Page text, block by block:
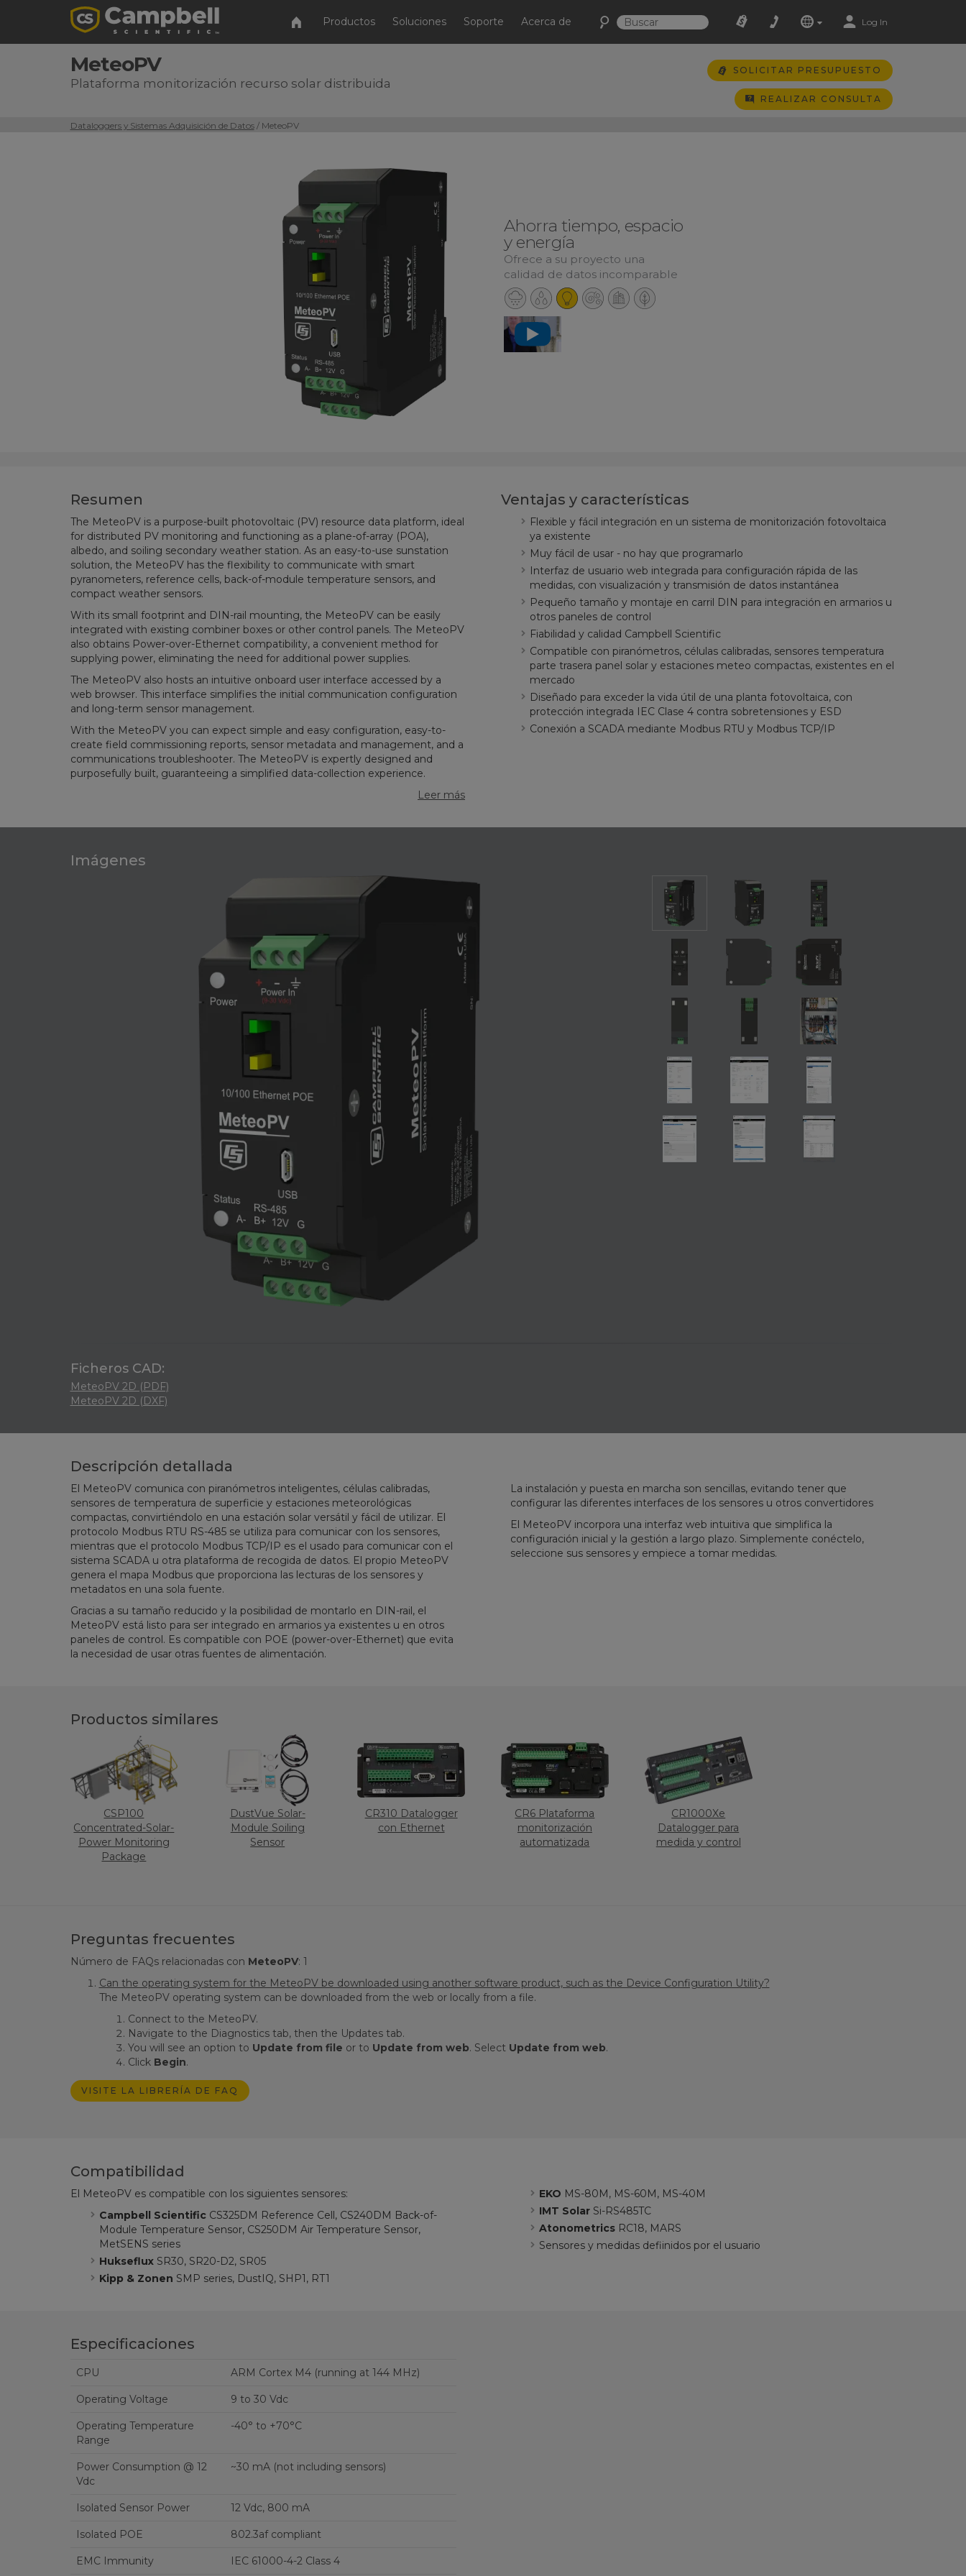
Productos Soluciones Soporte Acerca de Log In
MeteoPV
Plataforma monitorización recurso solar distribuida
SOLICITAR PRESUPUESTO
REALIZAR CONSULTA
Dataloggers y Sistemas Adquisición de Datos/ MeteoPV
Ahorra tiempo, espacio
y energía
Ofrece a su proyecto una
calidad de datos incomparable
Resumen
The MeteoPV is a purpose-built photovoltaic (PV) resource data platform, ideal
for distributed PV monitoring and functioning as a plane-of-array (POA),
albedo, and soiling secondary weather station. As an easy-to-use sunstation
solution, the MeteoPV has the flexibility to communicate with smart
pyranometers, reference cells, back-of-module temperature sensors, and
compact weather sensors.
With its small footprint and DIN-rail mounting, the MeteoPV can be easily
integrated with existing combiner boxes or other control panels. The MeteoPV
also obtains Power-over-Ethernet compatibility, a convenient method for
supplying power, eliminating the need for additional power supplies.
The MeteoPV also hosts an intuitive onboard user interface accessed by a
web browser. This interface simplifies the initial communication configuration
and long-term sensor management.
With the MeteoPV you can expect simple and easy configuration, easy-to-
create field commissioning reports, sensor metadata and management, and a
communications troubleshooter. The MeteoPV is expertly designed and
purposefully built, guaranteeing a simplified data-collection experience.
Leer más
Ventajas y características
Flexible y fácil integración en un sistema de monitorización fotovoltaica
ya existente
Muy fácil de usar - no hay que programarlo
Interfaz de usuario web integrada para configuración rápida de las
medidas, con visualización y transmisión de datos instantánea
Pequeño tamaño y montaje en carril DIN para integración en armarios u
otros paneles de control
Fiabilidad y calidad Campbell Scientific
Compatible con piranómetros, células calibradas, sensores temperatura
parte trasera panel solar y estaciones meteo compactas, existentes en el
mercado
Diseñado para exceder la vida útil de una planta fotovoltaica, con
protección integrada IEC Clase 4 contra sobretensiones y ESD
Conexión a SCADA mediante Modbus RTU y Modbus TCP/IP
Imágenes
Ficheros CAD:
MeteoPV 2D (PDF)
MeteoPV 2D (DXF)
Descripción detallada
El MeteoPV comunica con piranómetros inteligentes, células calibradas,
sensores de temperatura de superficie y estaciones meteorológicas
compactas, convirtiéndolo en una estación solar versátil y fácil de utilizar. El
protocolo Modbus RTU RS-485 se utiliza para comunicar con los sensores,
mientras que el protocolo Modbus TCP/IP es el usado para comunicar con el
sistema SCADA u otra plataforma de recogida de datos. El propio MeteoPV
genera el mapa Modbus que proporciona las lecturas de los sensores y
metadatos en una sola fuente.
Gracias a su tamaño reducido y la posibilidad de montarlo en DIN-rail, el
MeteoPV está listo para ser integrado en armarios ya existentes u en otros
paneles de control. Es compatible con POE (power-over-Ethernet) que evita
la necesidad de usar otras fuentes de alimentación.
La instalación y puesta en marcha son sencillas, evitando tener que
configurar las diferentes interfaces de los sensores u otros convertidores
El MeteoPV incorpora una interfaz web intuitiva que simplifica la
configuración inicial y la gestión a largo plazo. Simplemente conéctelo,
seleccione sus sensores y empiece a tomar medidas.
Productos similares
CSP100
Concentrated-Solar-
Power Monitoring
Package
DustVue Solar-
Module Soiling
Sensor
CR310 Datalogger
con Ethernet
CR6 Plataforma
monitorización
automatizada
CR1000Xe
Datalogger para
medida y control
Preguntas frecuentes
Número de FAQs relacionadas con MeteoPV: 1
Can the operating system for the MeteoPV be downloaded using another software product, such as the Device Configuration Utility?
The MeteoPV operating system can be downloaded from the web or locally from a file.
Connect to the MeteoPV.
Navigate to the Diagnostics tab, then the Updates tab.
You will see an option to Update from file or to Update from web. Select Update from web.
Click Begin.
VISITE LA LIBRERÍA DE FAQ
Compatibilidad
El MeteoPV es compatible con los siguientes sensores:
Campbell Scientific CS325DM Reference Cell, CS240DM Back-of-
Module Temperature Sensor, CS250DM Air Temperature Sensor,
MetSENS series
Hukseflux SR30, SR20-D2, SR05
Kipp & Zonen SMP series, DustIQ, SHP1, RT1
EKO MS-80M, MS-60M, MS-40M
IMT Solar Si-RS485TC
Atonometrics RC18, MARS
Sensores y medidas defiinidos por el usuario
Especificaciones
CPU ARM Cortex M4 (running at 144 MHz)
Operating Voltage 9 to 30 Vdc
Operating Temperature
Range
-40° to +70°C
Power Consumption @ 12
Vdc
~30 mA (not including sensors)
Isolated Sensor Power 12 Vdc, 800 mA
Isolated POE 802.3af compliant
EMC Immunity IEC 61000-4-2 Class 4